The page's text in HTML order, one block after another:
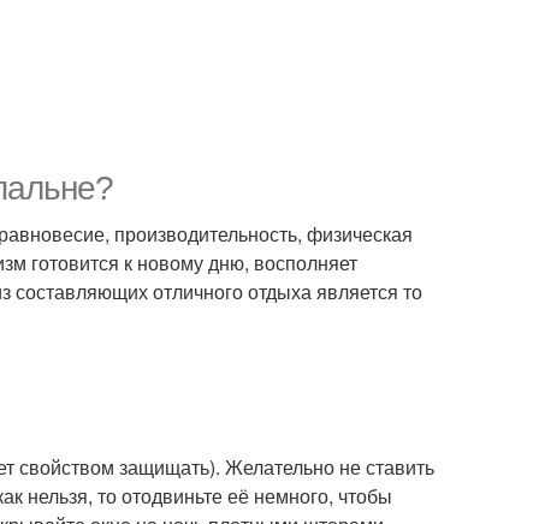
производительность, физическая
готовится к новому дню, восполняет
отличного отдыха является то
свойством защищать). Желательно не ставить
нельзя, то отодвиньте её немного, чтобы